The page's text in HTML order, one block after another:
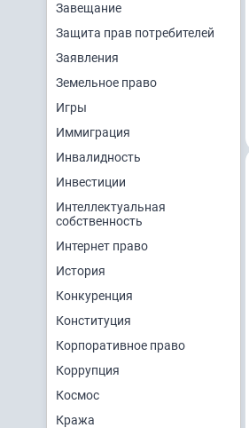
Завещание
Защита прав потребителей
Заявления
Земельное право
Игры
Иммиграция
Инвалидность
Инвестиции
Интеллектуальная
собственность
Интернет право
История
Конкуренция
Конституция
Корпоративное право
Коррупция
Космос
Кража